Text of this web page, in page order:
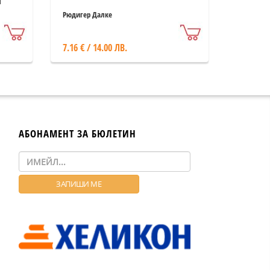
Рюдигер Далке
7.16 € / 14.00 ЛВ.
АБОНАМЕНТ ЗА БЮЛЕТИН